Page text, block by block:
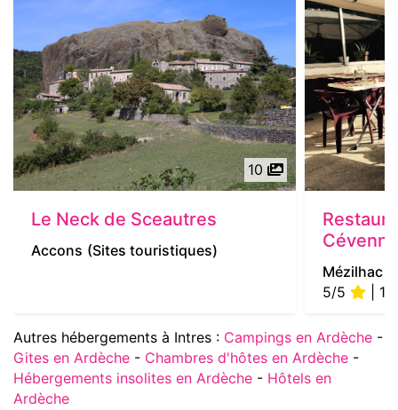
10
Le Neck de Sceautres
Accons (Sites touristiques)
Mézilhac
5/5
| 1
Autres hébergements à Intres : Campings en Ardèche -
Gites en Ardèche - Chambres d'hôtes en Ardèche -
Hébergements insolites en Ardèche - Hôtels en
Ardèche